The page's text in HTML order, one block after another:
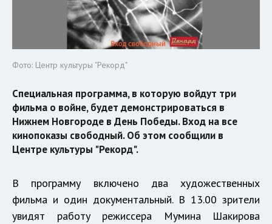
Фото: Центр культуры "Рекорд"
Специальная программа, в которую войдут три
фильма о войне, будет демонстрироваться в
Нижнем Новгороде в День Победы. Вход на все
кинопоказы свободный. Об этом сообщили в
Центре культуры "Рекорд".
В программу включено два художественных
фильма и один документальный. В 13.00 зрители
увидят работу режиссера Мумина Шакирова